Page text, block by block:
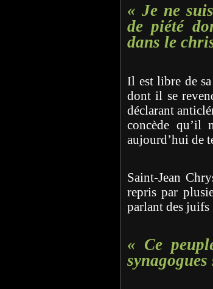
« Je ne
de piété
dans le
Il est libre de sa
dont il se
déclarant
concède qu’il
aujourd’hui de
Saint-Jean
repris par
parlant des juifs
« Ce